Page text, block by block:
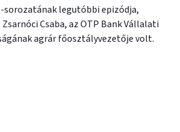
sorozatának legutóbbi epizódja,
Csaba, az OTP Bank Vállalati
agrár főosztályvezetője volt.